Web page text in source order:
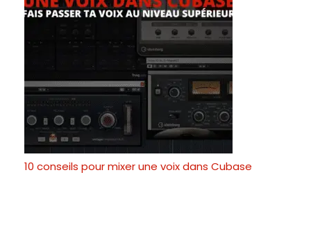
10 conseils pour mixer une voix dans Cubase